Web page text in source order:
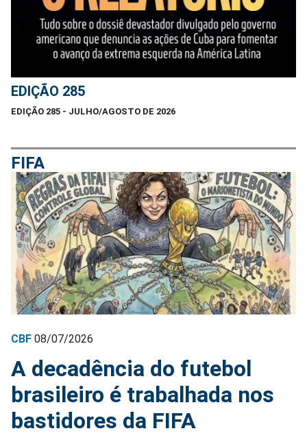
EDIÇÃO 285
EDIÇÃO 285 - JULHO/AGOSTO DE 2026
FIFA
CBF 08/07/2026
A decadência do futebol
brasileiro é trabalhada nos
bastidores da FIFA